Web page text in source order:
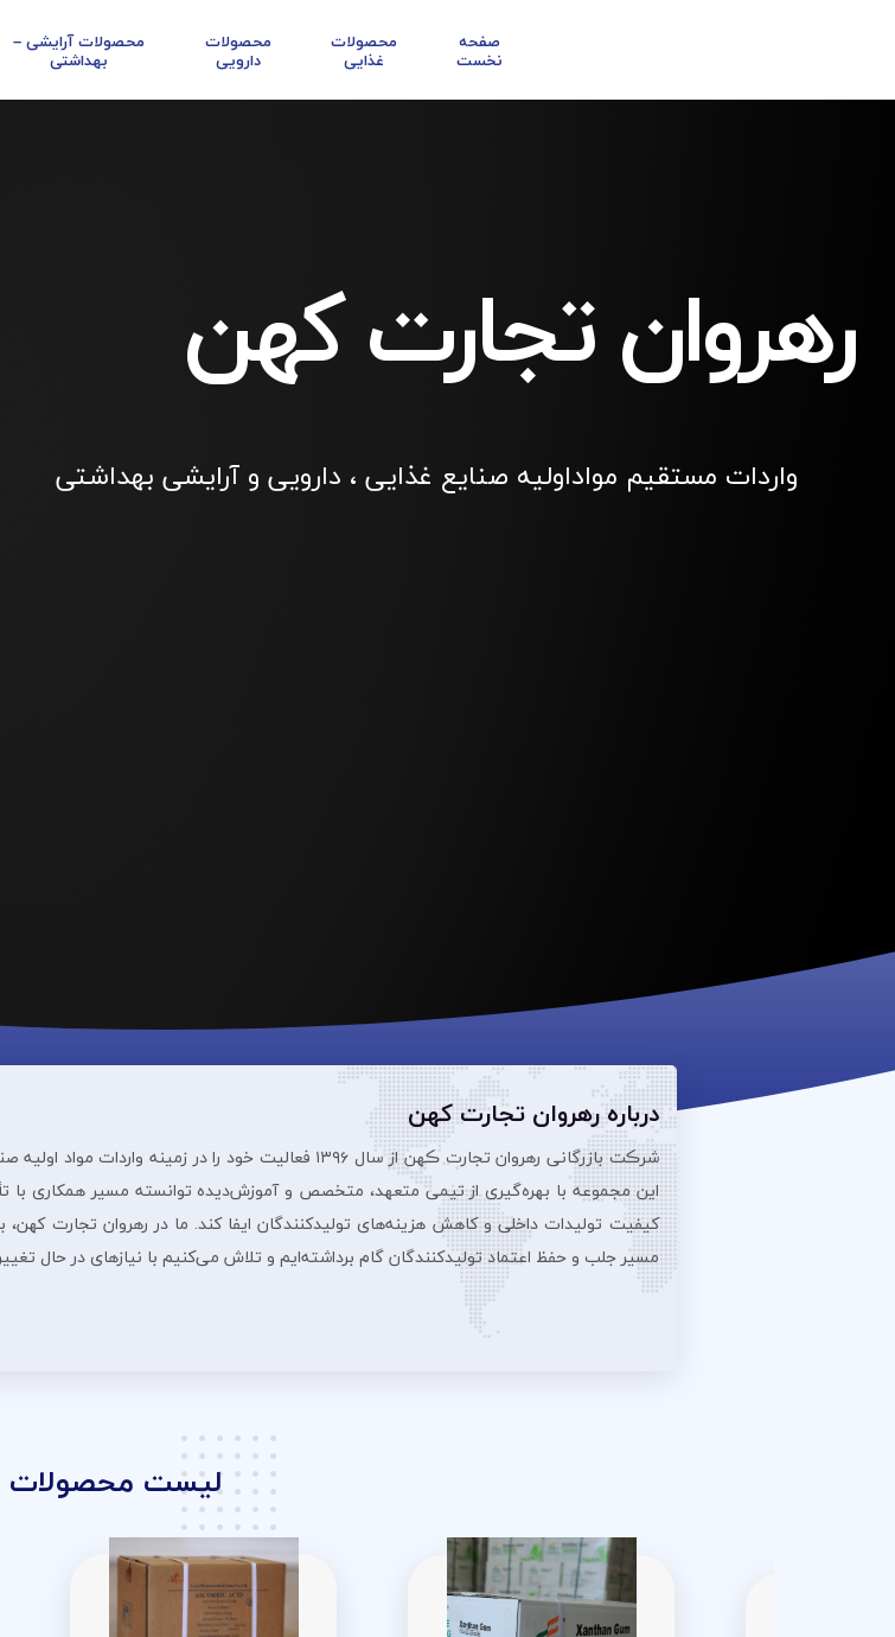
صفحه
نخست
محصولات
غذایی
محصولات
دارویی
محصولات آرایشی –
بهداشتی
رهروان تجارت کهن
واردات مستقیم مواداولیه صنایع غذایی ، دارویی و آرایشی بهداشتی
درباره رهروان تجارت کهن
شرڪت بازرگانی رهروان تجارت ڪهن از سال ۱۳۹۶ فعالیت خود را
این مجموعه با بهره‌گیری از تیمی متعهد، متخصص و آموزش‌دیده توانسته مسیر همکاری با
کیفیت تولیدات داخلی و کاهش هزینه‌های تولیدکنندگان ایفا کند. ما در رهروان تجارت کهن،
مسیر جلب و حفظ اعتماد تولیدکنندگان گام برداشته‌ایم و تلاش می‌کنیم با نیازهای در حال
لیست محصولات